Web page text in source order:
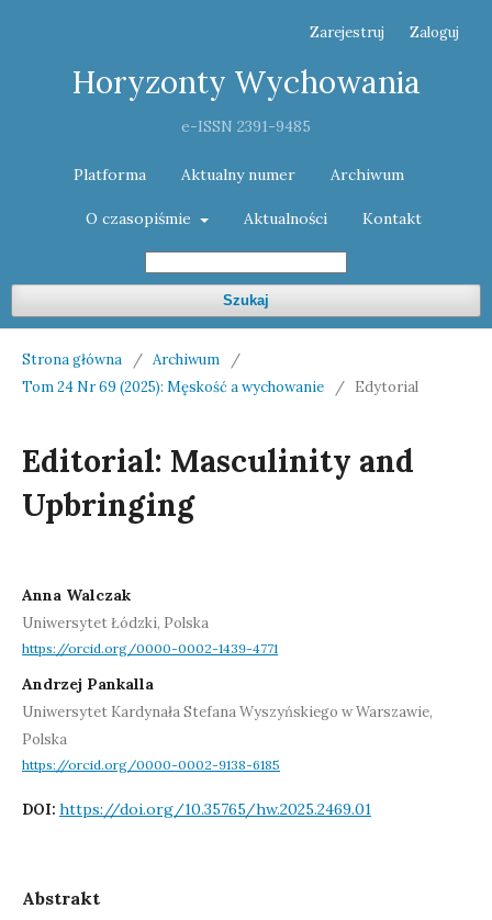
Horyzonty Wychowania
e-ISSN 2391-9485
Platforma Aktualny numer Archiwum
O czasopiśmie Aktualności Kontakt
Szukaj
Zarejestruj Zaloguj
Strona główna / Archiwum
/
Tom 24 Nr 69 (2025): Męskość a wychowanie
/ Edytorial
Editorial: Masculinity and
Upbringing
Anna Walczak
Uniwersytet Łódzki, Polska
https://orcid.org/0000-0002-1439-4771
Andrzej Pankalla
Uniwersytet Kardynała Stefana Wyszyńskiego w Warszawie,
Polska
https://orcid.org/0000-0002-9138-6185
DOI: https://doi.org/10.35765/hw.2025.2469.01
Abstrakt